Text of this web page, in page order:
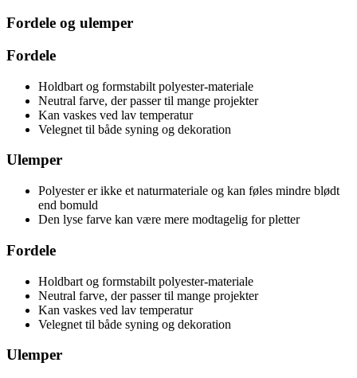
Fordele og ulemper
Fordele
Holdbart og formstabilt polyester-materiale
Neutral farve, der passer til mange projekter
Kan vaskes ved lav temperatur
Velegnet til både syning og dekoration
Ulemper
Polyester er ikke et naturmateriale og kan føles mindre blødt
end bomuld
Den lyse farve kan være mere modtagelig for pletter
Fordele
Holdbart og formstabilt polyester-materiale
Neutral farve, der passer til mange projekter
Kan vaskes ved lav temperatur
Velegnet til både syning og dekoration
Ulemper